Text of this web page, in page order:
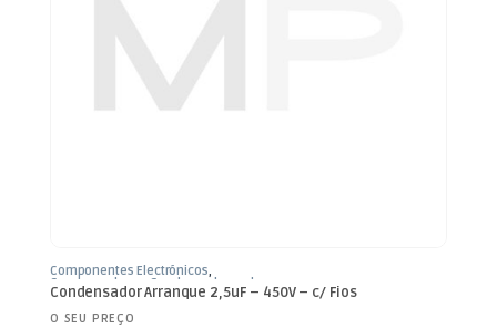
Componentes Electrónicos,
Condensadores
Condensadores de
Arranque
Condensador Arranque 2,5uF – 450V – c/ Fios
O SEU PREÇO